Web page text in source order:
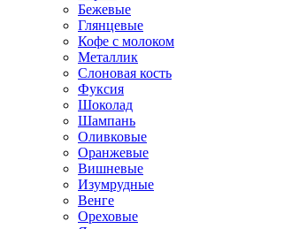
Бежевые
Глянцевые
Кофе с молоком
Металлик
Слоновая кость
Фуксия
Шоколад
Шампань
Оливковые
Оранжевые
Вишневые
Изумрудные
Венге
Ореховые